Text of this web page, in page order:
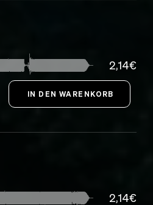
2,14€
2,14€